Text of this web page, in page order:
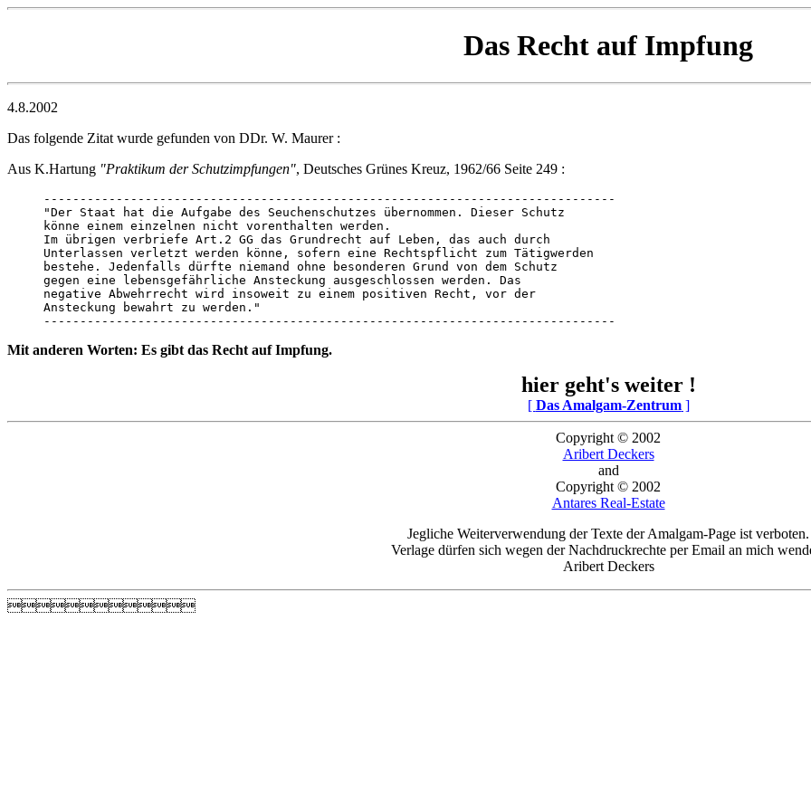
Das Recht auf Impfung
4.8.2002
Das folgende Zitat wurde gefunden von DDr. W. Maurer :
Aus K.Hartung "Praktikum der Schutzimpfungen", Deutsches Grünes Kreuz, 1962/66 Seite 249 :
-------------------------------------------------------------------------------
"Der Staat hat die Aufgabe des Seuchenschutzes übernommen. Dieser Schutz
könne einem einzelnen nicht vorenthalten werden.
Im übrigen verbriefe Art.2 GG das Grundrecht auf Leben, das auch durch
Unterlassen verletzt werden könne, sofern eine Rechtspflicht zum Tätigwerden
bestehe. Jedenfalls dürfte niemand ohne besonderen Grund von dem Schutz
gegen eine lebensgefährliche Ansteckung ausgeschlossen werden. Das
negative Abwehrrecht wird insoweit zu einem positiven Recht, vor der
Ansteckung bewahrt zu werden."
-------------------------------------------------------------------------------
Mit anderen Worten: Es gibt das Recht auf Impfung.
hier geht's weiter !
[ Das Amalgam-Zentrum]
Copyright © 2002
Aribert Deckers
and
Copyright © 2002
Antares Real-Estate
Jegliche Weiterverwendung der Texte der Amalgam-Page ist verboten.
Verlage dürfen sich wegen der Nachdruckrechte per Email an mich
Aribert Deckers
